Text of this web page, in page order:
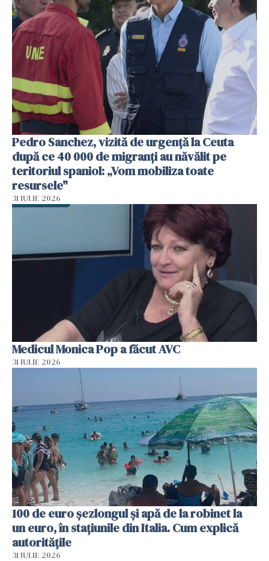
Pedro Sanchez, vizită de urgență la Ceuta
după ce 40 000 de migranți au năvălit pe
teritoriul spaniol: „Vom mobiliza toate
resursele"
31 IULIE 2026
Medicul Monica Pop a făcut AVC
31 IULIE 2026
100 de euro șezlongul și apă de la robinet la
un euro, în stațiunile din Italia. Cum explică
autoritățile
31 IULIE 2026